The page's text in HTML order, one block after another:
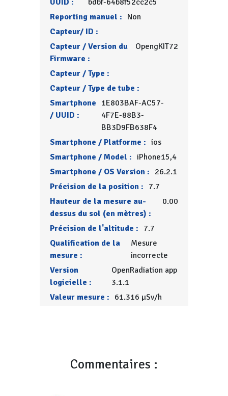
UUID :
bdbf-64b8f52cc2c5
Reporting manuel : Non
Capteur/ ID :
Capteur / Version du
Firmware :
OpengKIT72
Capteur / Type :
Capteur / Type de tube :
Smartphone
/ UUID :
1E803BAF-AC57-
4F7E-88B3-
BB3D9FB638F4
Smartphone / Platforme : ios
Smartphone / Model : iPhone15,4
Smartphone / OS Version : 26.2.1
Précision de la position : 7.7
Hauteur de la mesure au-
dessus du sol (en mètres) :
0.00
Précision de l'altitude : 7.7
Qualification de la
mesure :
Mesure
incorrecte
Version
logicielle :
OpenRadiation app
3.1.1
Valeur mesure : 61.316 µSv/h
Commentaires :